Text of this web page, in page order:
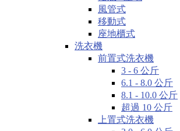
風管式
移動式
座地櫃式
洗衣機
前置式洗衣機
3 - 6 公斤
6.1 - 8.0 公斤
8.1 - 10.0 公斤
超過 10 公斤
上置式洗衣機